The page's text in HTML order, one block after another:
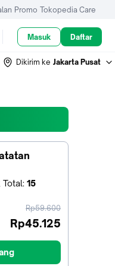
Promo Tokopedia Care
Masuk Daftar
Dikirim ke Jakarta Pusat
Total: 15
harga
sebelum
Rp59.600
Rp45.125